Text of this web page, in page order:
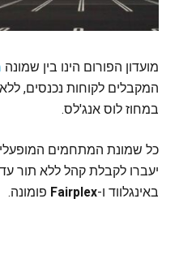
מועדון הפורום הינו בין שמונה
המקבלים לקוחות נכנסים,
במחוז לוס אנג'לס.
כל שמונת המתחמים
יעברו לקבלת קהל ללא תור עד
באינגלווד ו-Fairplex פומונה.